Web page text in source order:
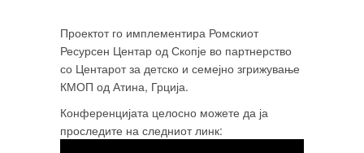
Проектот го имплементира Ромскиот
Ресурсен Центар од Скопје во партнерство
со Центарот за детско и семејно згрижување
КМОП од Атина, Грција.
Конференцијата целосно можете да ја
проследите на следниот линк: